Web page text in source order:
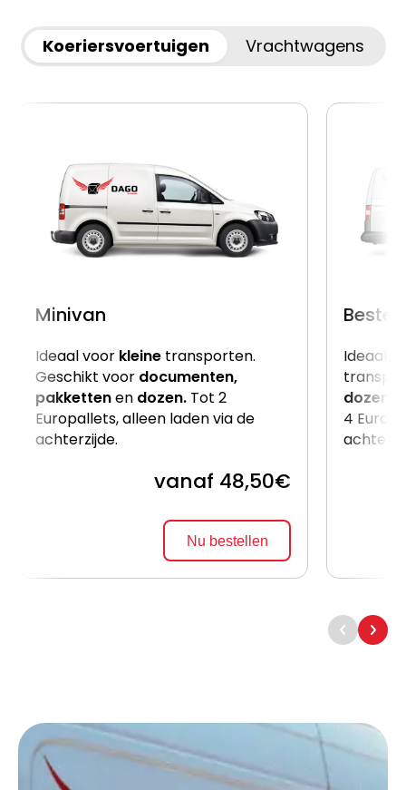
Koeriersvoertuigen Vrachtwagens
Minivan
Ideaal voor kleine transporten.
Geschikt voor documenten,
pakkettenen dozen. Tot 2
Europallets, alleen laden via de
achterzijde.
vanaf 48,50€
Nu bestellen
Ideaal
dozen
4